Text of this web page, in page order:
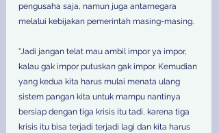
pengusaha saja, namun juga antarnegara
melalui kebijakan pemerintah masing-masing.
"Jadi jangan telat mau ambil impor ya impor,
kalau gak impor putuskan gak impor. Kemudian
yang kedua kita harus mulai menata ulang
sistem pangan kita untuk mampu nantinya
bersiap dengan tiga krisis itu tadi, karena tiga
krisis itu bisa terjadi terjadi lagi dan kita harus